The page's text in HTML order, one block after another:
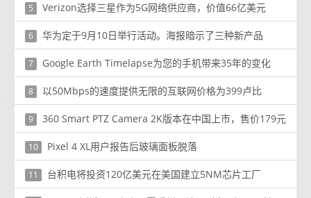
5 Verizon选择三星作为5G网络供应商，价值66亿美元
6 华为定于9月10日举行活动。海报暗示了三种新产品
7 Google Earth Timelapse为您的手机带来35年的变化
8 以50Mbps的速度提供无限的互联网价格为399卢比
9 360 Smart PTZ Camera 2K版本在中国上市，售价179元
10 Pixel 4 XL用户报告后玻璃面板脱落
11 台积电将投资120亿美元在美国建立5NM芯片工厂